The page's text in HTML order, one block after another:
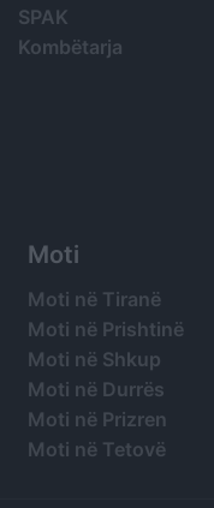
SPAK
Kombëtarja
Moti
Moti në Tiranë
Moti në Prishtinë
Moti në Shkup
Moti në Durrës
Moti në Prizren
Moti në Tetovë